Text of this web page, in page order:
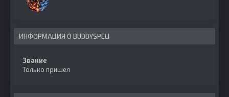
ИНФОРМАЦИЯ О BUDDYSPELI
Звание
Только пришел